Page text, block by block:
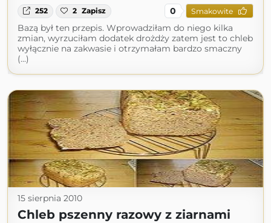
252 2 Zapisz 0 Smakowite
Bazą był ten przepis. Wprowadziłam do niego kilka
zmian, wyrzuciłam dodatek drożdży zatem jest to chleb
wyłącznie na zakwasie i otrzymałam bardzo smaczny
(...)
15 sierpnia 2010
Chleb pszenny razowy z ziarnami